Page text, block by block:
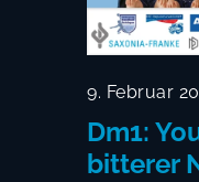
9. Februar
Dm1:
bitterer